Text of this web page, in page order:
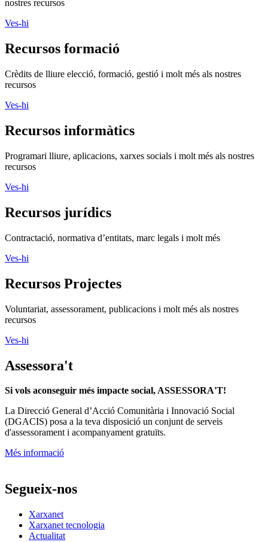
nostres recursos
Ves-hi
Recursos formació
Crèdits de lliure elecció, formació, gestió i molt més als nostres
recursos
Ves-hi
Recursos informàtics
Programari lliure, aplicacions, xarxes socials i molt més als nostres
recursos
Ves-hi
Recursos jurídics
Contractació, normativa d’entitats, marc legals i molt més
Ves-hi
Recursos Projectes
Voluntariat, assessorament, publicacions i molt més als nostres
recursos
Ves-hi
Assessora't
Si vols aconseguir més impacte social, ASSESSORA'T!
La Direcció General d’Acció Comunitària i Innovació Social
(DGACIS) posa a la teva disposició un conjunt de serveis
d'assessorament i acompanyament gratuïts.
Més informació
Segueix-nos
Xarxanet
Xarxanet tecnologia
Actualitat